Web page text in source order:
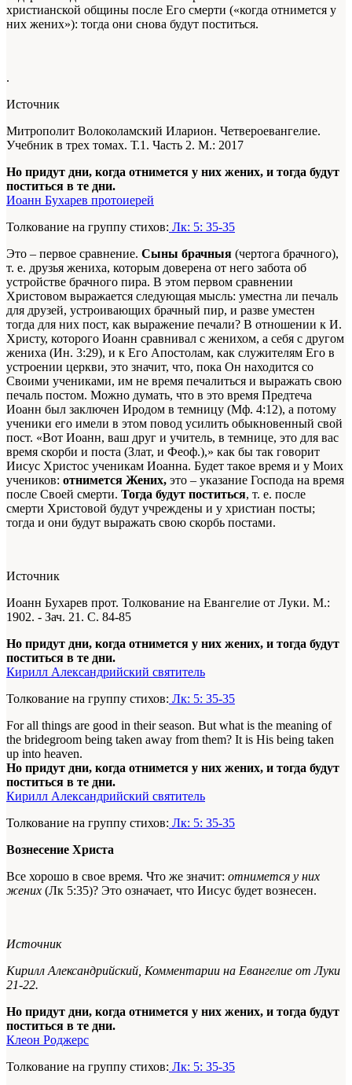
христианской общины после Его смерти («когда отнимется у
них жених»): тогда они снова будут поститься.
.
Источник
Митрополит Волоколамский Иларион. Четвероевангелие.
Учебник в трех томах. Т.1. Часть 2. М.: 2017
Но придут дни, когда отнимется у них жених, и тогда будут
поститься в те дни.
Иоанн Бухарев протоиерей
Толкование на группу стихов: Лк: 5: 35-35
Это – первое сравнение. Сыны брачныя (чертога брачного),
т. е. друзья жениха, которым доверена от него забота об
устройстве брачного пира. В этом первом сравнении
Христовом выражается следующая мысль: уместна ли печаль
для друзей, устроивающих брачный пир, и разве уместен
тогда для них пост, как выражение печали? В отношении к И.
Христу, которого Иоанн сравнивал с женихом, а себя с другом
жениха (Ин. 3:29), и к Его Апостолам, как служителям Его в
устроении церкви, это значит, что, пока Он находится со
Своими учениками, им не время печалиться и выражать свою
печаль постом. Можно думать, что в это время Предтеча
Иоанн был заключен Иродом в темницу (Мф. 4:12), а потому
ученики его имели в этом повод усилить обыкновенный свой
пост. «Вот Иоанн, ваш друг и учитель, в темнице, это для вас
время скорби и поста (Злат, и Феоф.),» как бы так говорит
Иисус Христос ученикам Иоанна. Будет такое время и у Моих
учеников: отнимется Жених, это – указание Господа на время
после Своей смерти. Тогда будут поститься, т. е. после
смерти Христовой будут учреждены и у христиан посты;
тогда и они будут выражать свою скорбь постами.
Источник
Иоанн Бухарев прот. Толкование на Евангелие от Луки. М.:
1902. - Зач. 21. С. 84-85
Но придут дни, когда отнимется у них жених, и тогда будут
поститься в те дни.
Кирилл Александрийский святитель
Толкование на группу стихов: Лк: 5: 35-35
For all things are good in their season. But what is the meaning of
the bridegroom being taken away from them? It is His being taken
up into heaven.
Но придут дни, когда отнимется у них жених, и тогда будут
поститься в те дни.
Кирилл Александрийский святитель
Толкование на группу стихов: Лк: 5: 35-35
Вознесение Христа
Все хорошо в свое время. Что же значит: отнимется у них
жених (Лк 5:35)? Это означает, что Иисус будет вознесен.
Источник
Кирилл Александрийский, Комментарии на Евангелие от Луки
21-22.
Но придут дни, когда отнимется у них жених, и тогда будут
поститься в те дни.
Клеон Роджерс
Толкование на группу стихов: Лк: 5: 35-35